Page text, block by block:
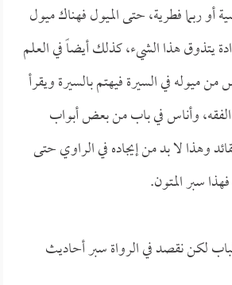
أو ربما فطرية، حتى الميول فهناك ميول
يتذوق هذا الشيء، كذلك أيضاً في العلم
ميوله في السيرة فيهتم بالسيرة ويقرأ
الفقه، وأناس في باب من بعض أبواب
وهذا لا بد من إيجاده في الراوي حتى
سبر المتون.
لكن نقصد في الرواة سبر أحاديث